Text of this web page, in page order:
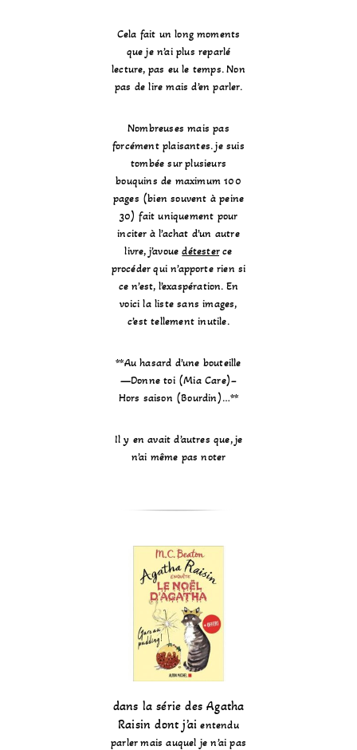
Cela fait un long moments
que je n’ai plus reparlé
lecture, pas eu le temps. Non
pas de lire mais d’en parler.
Nombreuses mais pas
forcément plaisantes. je suis
tombée sur plusieurs
bouquins de maximum 100
pages (bien souvent à peine
30) fait uniquement pour
inciter à l’achat d’un autre
livre, j’avouedétesterce
procéder qui n’apporte rien si
ce n’est, l’exaspération. En
voici la liste sans images,
c’est tellement inutile.
**Au hasard d’une bouteille
—Donne toi (Mia Care)–
Hors saison (Bourdin)…**
Il y en avait d’autres que, je
n’ai même pas noter
dans la série des Agatha
Raisin dont j’ai entendu
parler mais auquel je n’ai pas